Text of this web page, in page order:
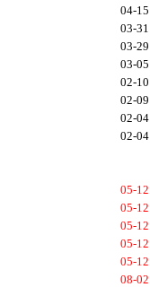
04-15
03-31
03-29
03-05
02-10
02-09
02-04
02-04
05-12
05-12
05-12
05-12
05-12
08-02